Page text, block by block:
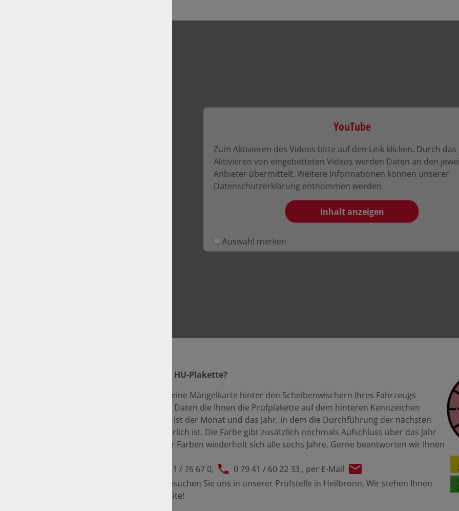
Zum Aktivieren des Videos bitte auf den Link klicken. Durch das
Aktivieren von eingebetteten Videos werden Daten an den
Anbieter übermittelt. Weitere Informationen können unserer
Datenschutzerklärung entnommen werden.
Inhalt anzeigen
Auswahl merken
Unser Tipp: Wie lese ich die HU-Plakette?
Damit Sie nicht irgendwann eine Mängelkarte hinter den Scheibenwischern Ihres Fahrzeugs
vorfinden, achten Sie auf die Daten die Ihnen die Prüfplakette auf dem hinteren Kennzeichen
anzeigt. Darauf zu erkennen ist der Monat und das Jahr, in dem die Durchführung der nächsten
Hauptuntersuchung erforderlich ist. Die Farbe gibt zusätzlich nochmals Aufschluss über das Jahr
der Fälligkeit. Die Abfolge der Farben wiederholt sich alle sechs Jahre. Gerne beantworten wir Ihnen
0 71 31 / 76 67 0, 0 79 41 / 60 22 33 , per E-Mail
- oder besuchen Sie uns in unserer Prüfstelle in Heilbronn. Wir stehen Ihnen
gerne mit Rat und Tat zur Seite!